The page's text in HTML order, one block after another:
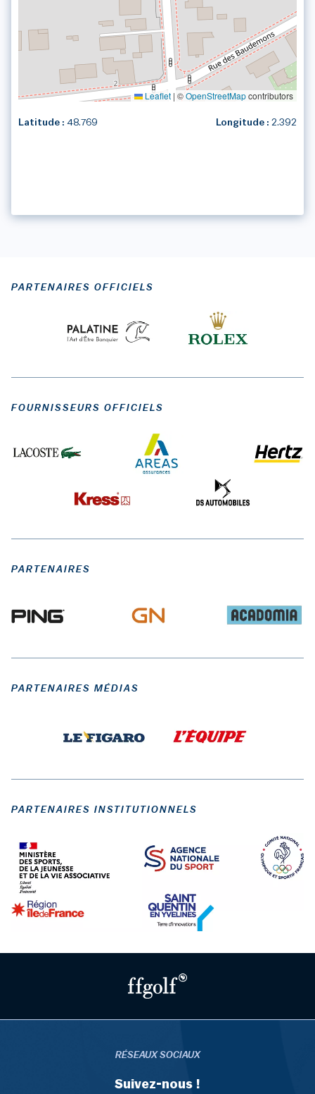
Leaflet | ©OpenStreetMapcontributors
Latitude : 48.769 Longitude : 2.392
PARTENAIRES OFFICIELS
FOURNISSEURS OFFICIELS
PARTENAIRES
PARTENAIRES MÉDIAS
PARTENAIRES INSTITUTIONNELS
RÉSEAUX SOCIAUX
Suivez-nous !